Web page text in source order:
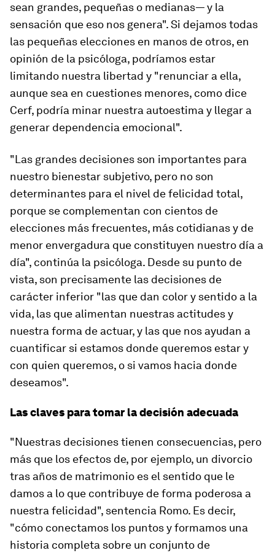
sean grandes, pequeñas o medianas— y la
sensación que eso nos genera". Si dejamos todas
las pequeñas elecciones en manos de otros, en
opinión de la psicóloga, podríamos estar
limitando nuestra libertad y "renunciar a ella,
aunque sea en cuestiones menores, como dice
Cerf, podría minar nuestra autoestima y llegar a
generar dependencia emocional".
"Las grandes decisiones son importantes para
nuestro bienestar subjetivo, pero no son
determinantes para el nivel de felicidad total,
porque se complementan con cientos de
elecciones más frecuentes, más cotidianas y de
menor envergadura que constituyen nuestro día a
día", continúa la psicóloga. Desde su punto de
vista, son precisamente las decisiones de
carácter inferior "las que dan color y sentido a la
vida, las que alimentan nuestras actitudes y
nuestra forma de actuar, y las que nos ayudan a
cuantificar si estamos donde queremos estar y
con quien queremos, o si vamos hacia donde
deseamos".
Las claves para tomar la decisión adecuada
"Nuestras decisiones tienen consecuencias, pero
más que los efectos de, por ejemplo, un divorcio
tras años de matrimonio es el sentido que le
damos a lo que contribuye de forma poderosa a
nuestra felicidad", sentencia Romo. Es decir,
"cómo conectamos los puntos y formamos una
historia completa sobre un conjunto de